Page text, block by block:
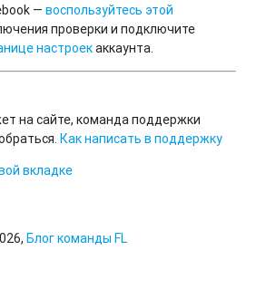
—воспользуйтесь этой
проверки и подключите
настроекаккаунта.
на сайте, команда поддержки
Как написать в поддержку
вкладке
Блог команды FL